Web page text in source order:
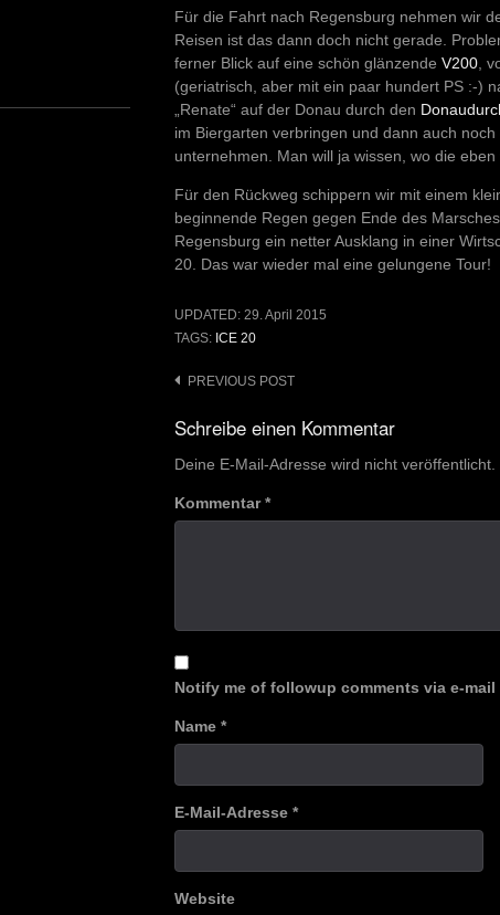
Für die Fahrt nach Regensburg nehmen wir
Reisen ist das dann doch nicht gerade.
ferner Blick auf eine schön glänzende V200 ,
(geriatrisch, aber mit ein paar hundert PS :-)
„Renate“ auf der Donau durch den
im Biergarten verbringen und dann auch
unternehmen. Man will ja wissen, wo die
Für den Rückweg schippern wir mit einem
beginnende Regen gegen Ende des
Regensburg ein netter Ausklang in einer
20. Das war wieder mal eine gelungene Tour!
UPDATED: 29. April 2015
TAGS: ICE 20
Post
navigation
PREVIOUS POST
Schreibe einen Kommentar
Deine E-Mail-Adresse wird nicht veröffentlicht.
Kommentar*
Notify me of followup comments via e-mail
Name *
E-Mail-Adresse *
Website